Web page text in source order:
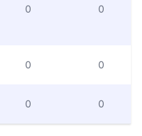
0 0
0 0
0 0